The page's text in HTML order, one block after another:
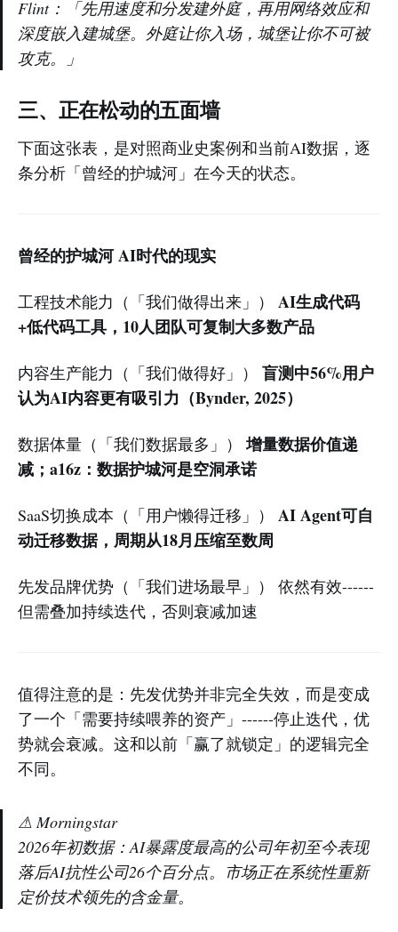
Flint：「先用速度和分发建外庭，再用网络效应和
深度嵌入建城堡。外庭让你入场，城堡让你不可被
攻克。」
三、正在松动的五面墙
下面这张表，是对照商业史案例和当前AI数据，逐
条分析「曾经的护城河」在今天的状态。
曾经的护城河AI时代的现实
工程技术能力（「我们做得出来」） AI生成代码
+低代码工具，10人团队可复制大多数产品
内容生产能力（「我们做得好」） 盲测中56%用户
认为AI内容更有吸引力（Bynder, 2025）
数据体量（「我们数据最多」）增量数据价值递
减；a16z：数据护城河是空洞承诺
SaaS切换成本（「用户懒得迁移」） AI Agent可自
动迁移数据，周期从18月压缩至数周
先发品牌优势（「我们进场最早」） 依然有效------
但需叠加持续迭代，否则衰减加速
值得注意的是：先发优势并非完全失效，而是变成
了一个「需要持续喂养的资产」------停止迭代，优
势就会衰减。这和以前「赢了就锁定」的逻辑完全
不同。
⚠Morningstar
2026年初数据：AI暴露度最高的公司年初至今表现
落后AI抗性公司26个百分点。市场正在系统性重新
定价技术领先的含金量。